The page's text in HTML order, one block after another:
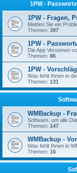
1PW -
1PW - Fragen,
Melden Sie ein
Themen: 397
1PW -
Die App Versionen
Themen: 86
1PW -
Was fehlt Ihnen in
Themen: 131
WMBackup -
Software, um alle
Themen: 147
WMBackup -
Was fehlt Ihnen in
Themen: 16